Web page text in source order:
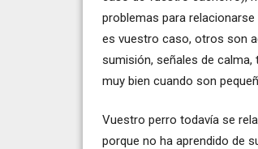
problemas para
es vuestro caso, otros son
sumisión, señales de
muy bien cuando son
Vuestro perro todavía se
porque no ha aprendido de